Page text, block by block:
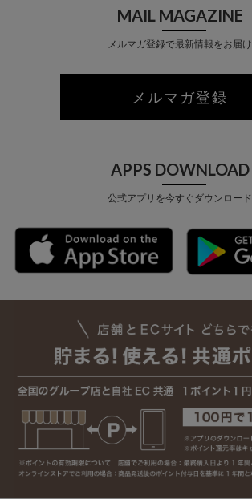
MAIL MAGAZINE
メルマガ登録で最新情報をお届け
メルマガ登録
APPS DOWNLOAD
公式アプリを今すぐダウンロード